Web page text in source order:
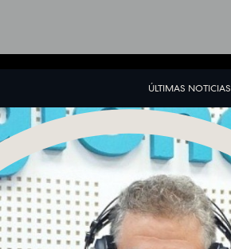
ÚLTIMAS NOTICIAS